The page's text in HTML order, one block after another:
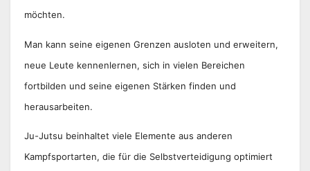
möchten.
Man kann seine eigenen Grenzen ausloten und erweitern,
neue Leute kennenlernen, sich in vielen Bereichen
fortbilden und seine eigenen Stärken finden und
herausarbeiten.
Ju-Jutsu beinhaltet viele Elemente aus anderen
Kampfsportarten, die für die Selbstverteidigung optimiert